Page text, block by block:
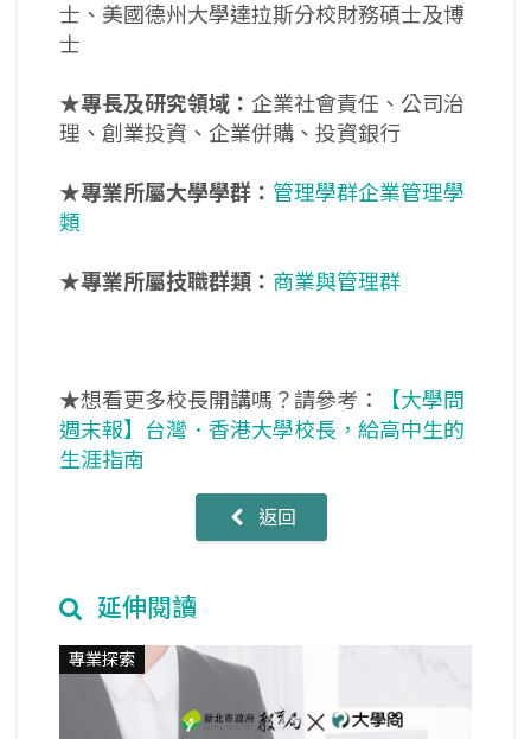
士、美國德州大學達拉斯分校財務碩士及博
士
★專長及研究領域： 企業社會責任、公司治
理、創業投資、企業併購、投資銀行
★專業所屬大學學群： 管理學群企業管理學
類
★專業所屬技職群類： 商業與管理群
★想看更多校長開講嗎？請參考：
【大學問
週末報】台灣．香港大學校長，給高中生的
生涯指南
返回
延伸閱讀
專業探索